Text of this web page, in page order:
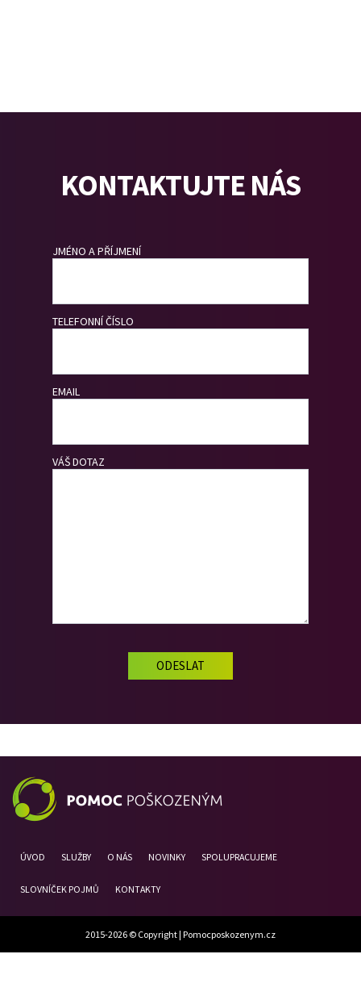
KONTAKTUJTE NÁS
JMÉNO A PŘÍJMENÍ
TELEFONNÍ ČÍSLO
EMAIL
VÁŠ DOTAZ
ÚVOD SLUŽBY O NÁS NOVINKY SPOLUPRACUJEME
SLOVNÍČEK POJMŮ KONTAKTY
2015-2026 © Copyright | Pomocposkozenym.cz